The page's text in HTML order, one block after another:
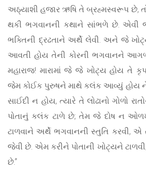
અઠ્યાશી હજાર ઋષિ તે બ્રહ્મસ્વરૂપ છે,
થકી ભગવાનની કથાને સાંભળે છે. એવી
ભક્તિની દ્રઢતાને અર્થે લેવી. અને જે
આવતી હોય તેની કોરની ભગવાનને આગળ
મહારાજ! મારામાં જે જે ખોટ્ય હોય તે
જેમ કોઈક પુરુષને માથે કલંક આવ્યું હોય ને
સાઈદી ન હોય, ત્યારે તે લોઢાનો ગોળો
પોતાનું કલંક ટાળે છે; તેમ જે દોષ ન
ટાળવાને અર્થે ભગવાનની સ્તુતિ કરવી, એ
જેવી છે. એમ કરીને પોતાની ખોટ્યને ટાળવી;
છે.”